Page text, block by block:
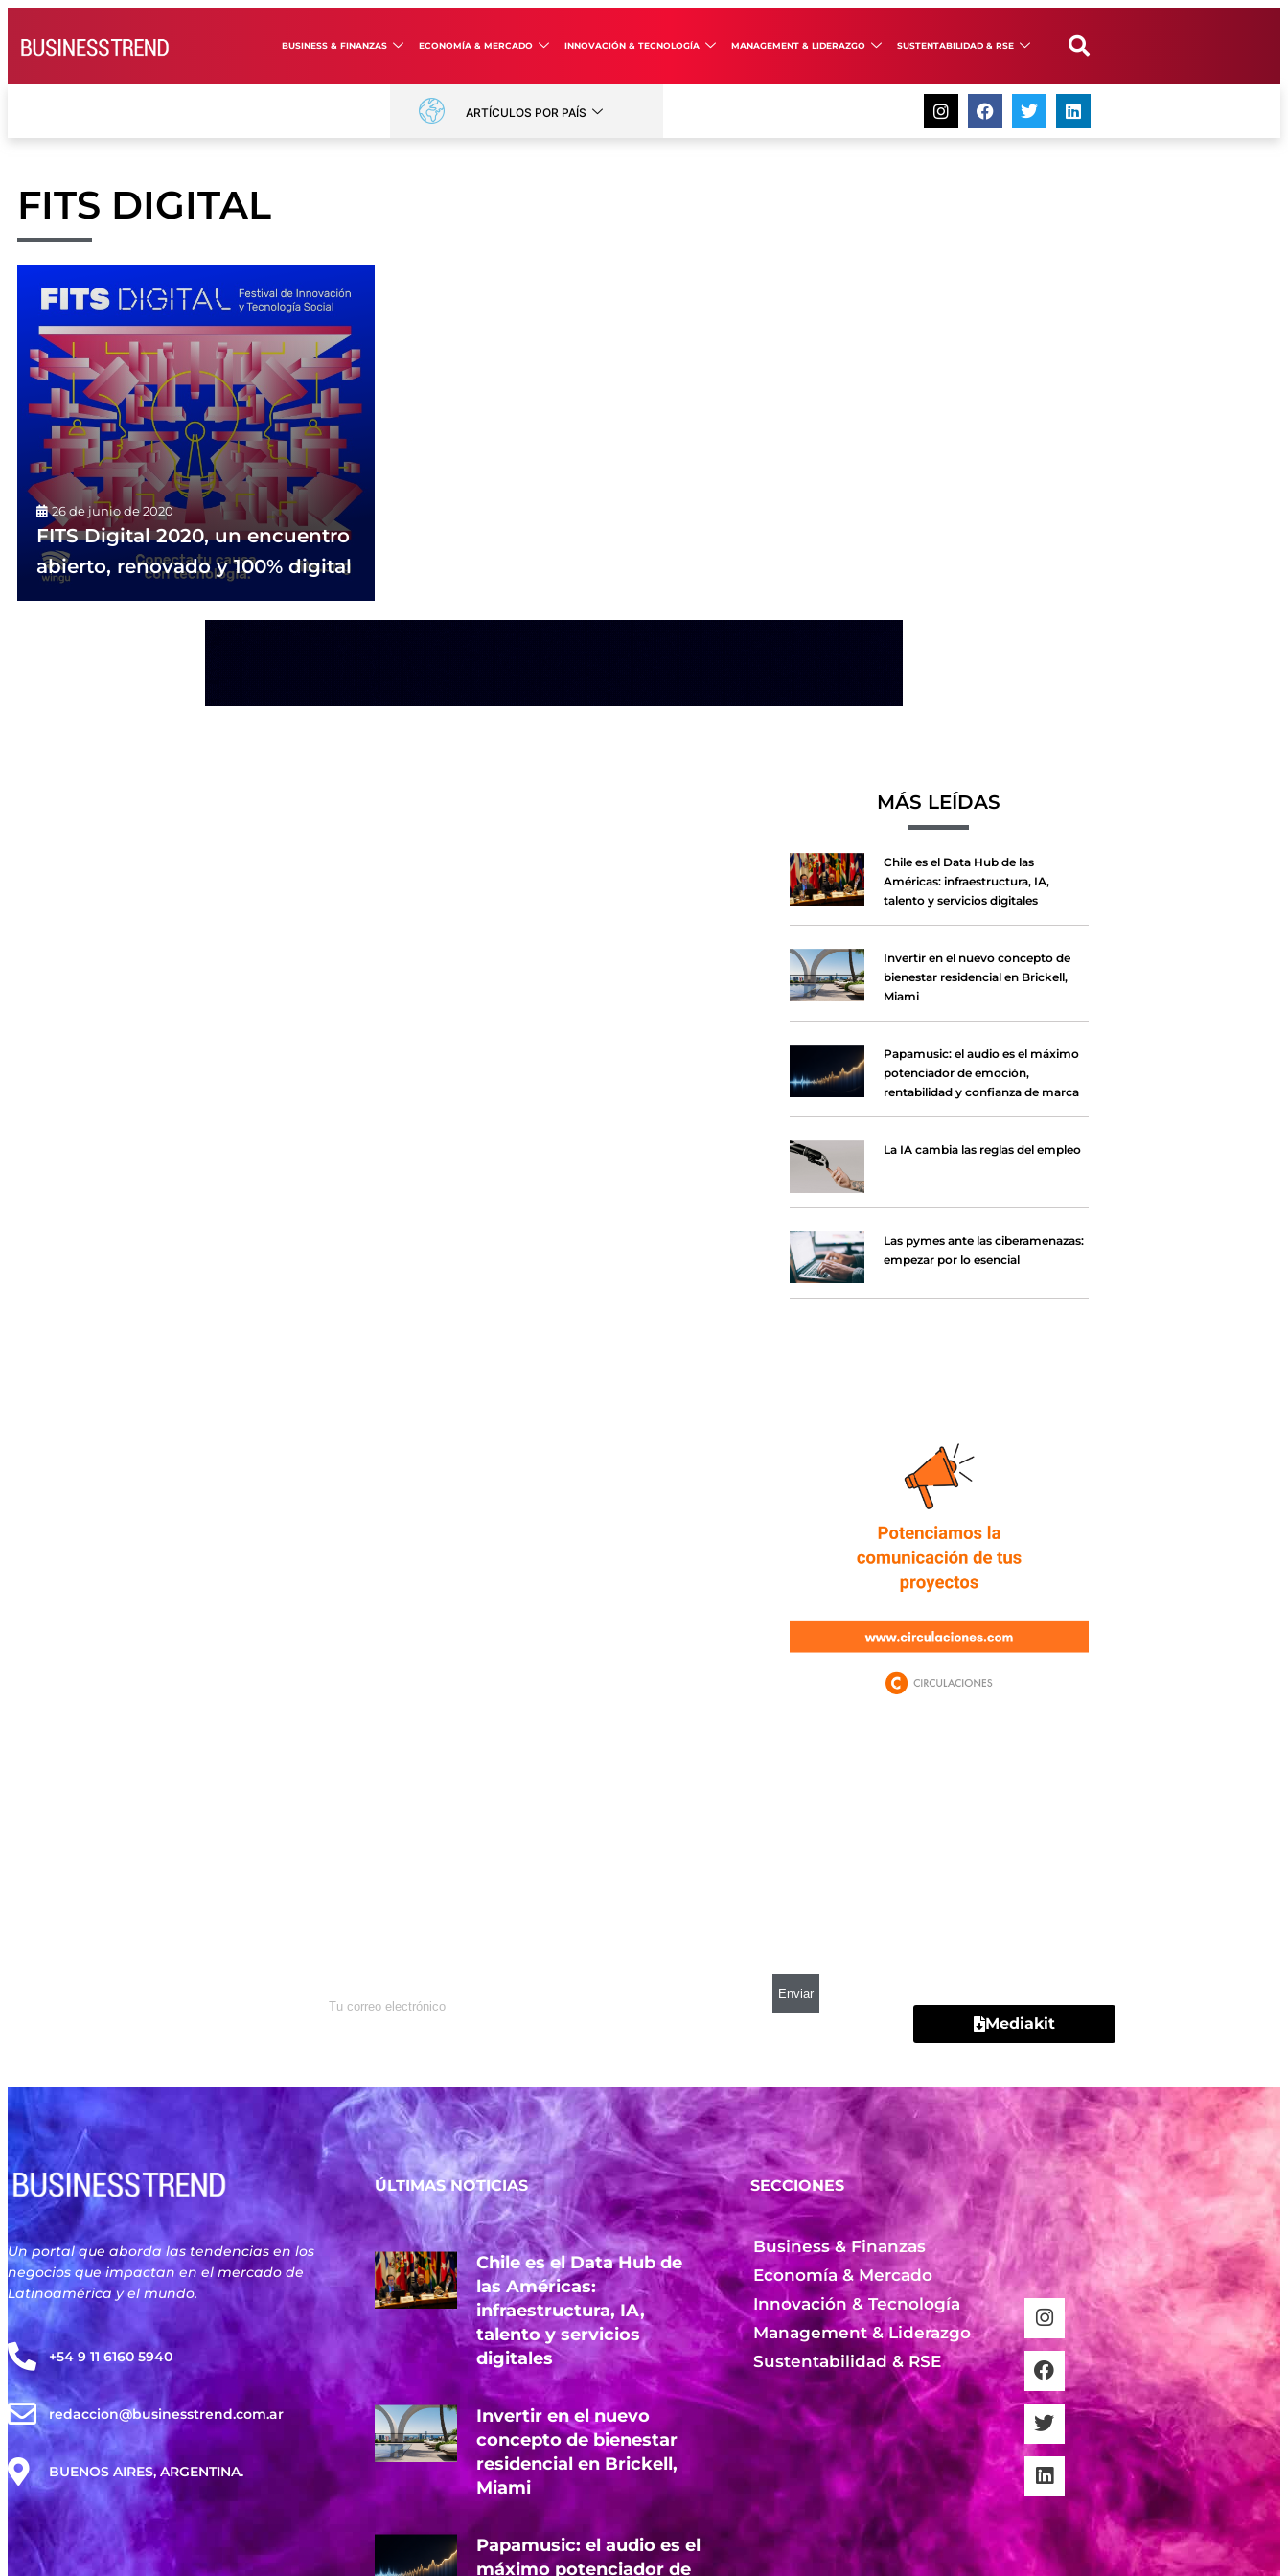
BUSINESS & FINANZAS ECONOMÍA & MERCADO INNOVACIÓN & TECNOLOGÍA MANAGEMENT & LIDERAZGO SUSTENTABILIDAD & RSE
ARTÍCULOS POR PAÍS
FITS DIGITAL
26 de junio de 2020
FITS Digital 2020, un encuentro
abierto, renovado y 100% digital
MÁS LEÍDAS
Chile es el Data Hub de las
Américas: infraestructura, IA,
talento y servicios digitales
Invertir en el nuevo concepto de
bienestar residencial en Brickell,
Miami
Papamusic: el audio es el máximo
potenciador de emoción,
rentabilidad y confianza de marca
La IA cambia las reglas del empleo
Las pymes ante las ciberamenazas:
empezar por lo esencial
Mediakit
Un portal que aborda las tendencias en los
negocios que impactan en el mercado de
Latinoamérica y el mundo.
+54 9 11 6160 5940
redaccion@businesstrend.com.ar
BUENOS AIRES, ARGENTINA.
ÚLTIMAS NOTICIAS
Chile es el Data Hub de
las Américas:
infraestructura, IA,
talento y servicios
digitales
Invertir en el nuevo
concepto de bienestar
residencial en Brickell,
Miami
Papamusic: el audio es el
máximo potenciador de
SECCIONES
Business & Finanzas
Economía & Mercado
Innovación & Tecnología
Management & Liderazgo
Sustentabilidad & RSE